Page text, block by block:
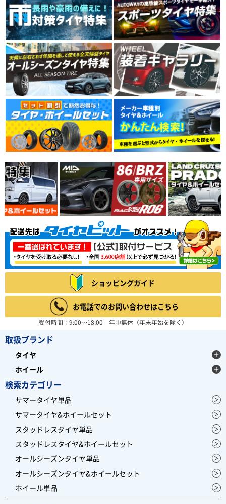
ショッピングガイド
お電話でのお問い合わせはこちら
受付時間：9:00～18:00 年中無休（年末年始を除く）
取扱ブランド
タイヤ
ホイール
検索カテゴリー
サマータイヤ単品
サマータイヤ&ホイールセット
スタッドレスタイヤ単品
スタッドレスタイヤ&ホイールセット
オールシーズンタイヤ単品
オールシーズンタイヤ&ホイールセット
ホイール単品